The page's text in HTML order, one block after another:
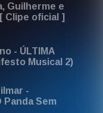
Música Sertaneja
42442
Chorar 2027
Chorar 2025
Guilherme e
Clipe oficial ]
- ÚLTIMA
Musical 2)
-
Panda Sem